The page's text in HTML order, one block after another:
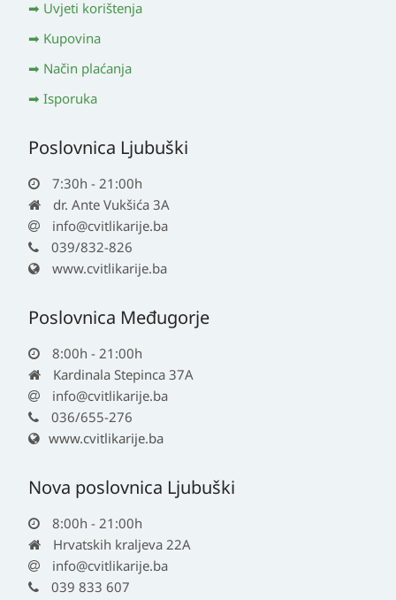
Uvjeti korištenja
Kupovina
Način plaćanja
Isporuka
Poslovnica Ljubuški
7:30h - 21:00h
dr. Ante Vukšića 3A
info@cvitlikarije.ba
039/832-826
www.cvitlikarije.ba
Poslovnica Međugorje
8:00h - 21:00h
Kardinala Stepinca 37A
info@cvitlikarije.ba
036/655-276
www.cvitlikarije.ba
Nova poslovnica Ljubuški
8:00h - 21:00h
Hrvatskih kraljeva 22A
info@cvitlikarije.ba
039 833 607